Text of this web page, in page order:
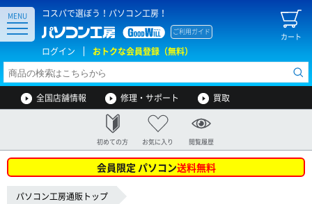
コスパで選ぼう！パソコン工房！
カート
ご利用ガイド
ログイン おトクな会員登録（無料）
MENU
全国店舗情報 修理・サポート 買取
初めての方 お気に入り 閲覧履歴
会員限定 パソコン送料無料
パソコン工房通販トップ